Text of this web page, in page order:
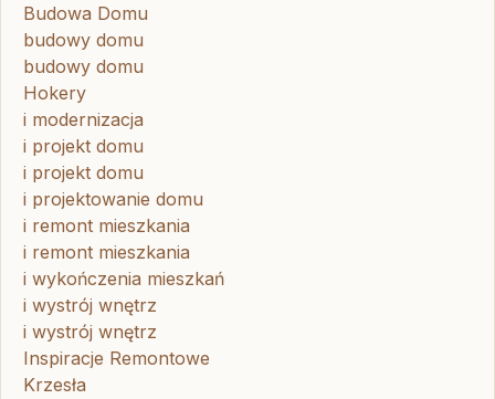
Budowa Domu
budowy domu
budowy domu
Hokery
i modernizacja
i projekt domu
i projekt domu
i projektowanie domu
i remont mieszkania
i remont mieszkania
i wykończenia mieszkań
i wystrój wnętrz
i wystrój wnętrz
Inspiracje Remontowe
Krzesła